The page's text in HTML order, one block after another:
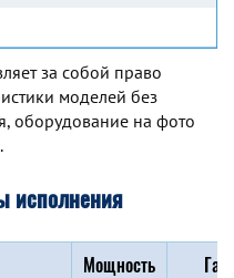
за собой право
моделей без
оборудование на фото
исполнения
Мощность